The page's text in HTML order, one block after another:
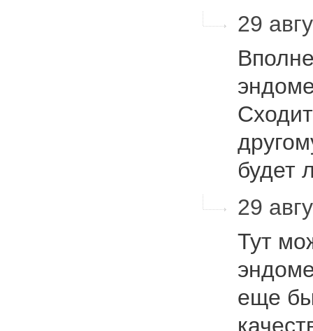
29
будет
29
Тут
еще